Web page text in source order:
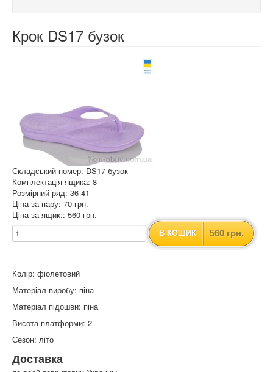
Крок DS17 бузок
Складський номер: DS17 бузок
Комплектація ящика: 8
Розмірний ряд: 36-41
Ціна за пару: 70 грн.
Ціна за ящик:: 560 грн.
В КОШИК 560 грн.
Колір: фіолетовий
Матеріал виробу: піна
Матеріал підошви: піна
Висота платформи: 2
Сезон: літо
Доставка